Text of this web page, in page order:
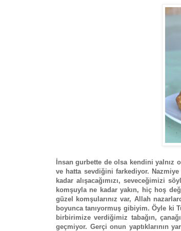
İnsan gurbette de olsa kendini yalnız
ve hatta sevdiğini farkediyor.
kadar alışacağımızı, seveceğimizi
komşuyla ne kadar yakın, hiç hoş
güzel komşularınız var, Allah
boyunca tanıyormuş gibiyim. Öyle ki
birbirimize verdiğimiz tabağın,
geçmiyor. Gerçi onun yaptıklarının